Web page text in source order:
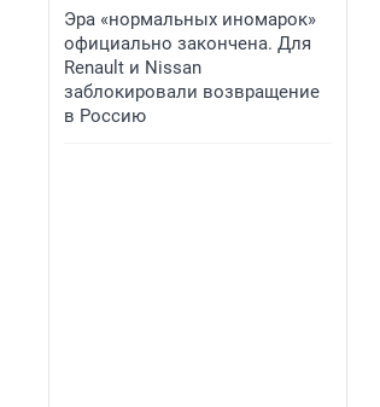
Эра «нормальных иномарок»
официально закончена. Для
Renault и Nissan
заблокировали возвращение
в Россию